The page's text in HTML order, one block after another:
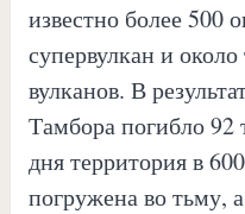
известно более 500
супервулкан и
вулканов. В
Тамбора погибло 92
дня территория в
погружена во тьму,